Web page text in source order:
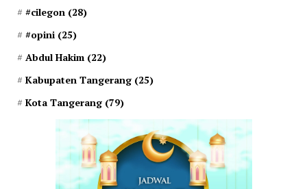
#cilegon (28)
#opini (25)
Abdul Hakim (22)
Kabupaten Tangerang (25)
Kota Tangerang (79)